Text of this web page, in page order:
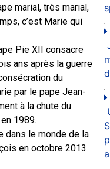
marial, très marial,
c’est Marie qui
Pie XII consacre
ans après la guerre
du
par le pape Jean-
à la chute du
1989.
dans le monde de la
en octobre 2013